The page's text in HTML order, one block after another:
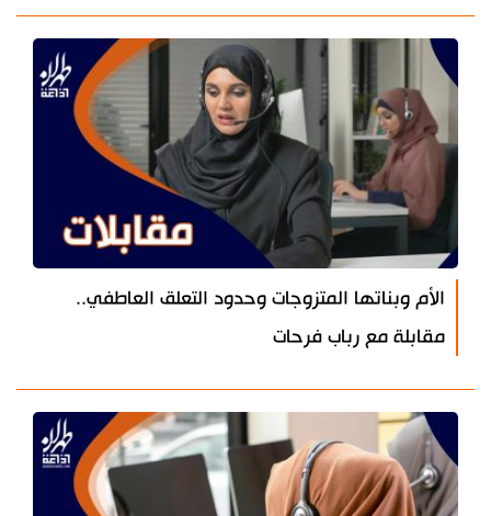
الأم وبناتها المتزوجات وحدود التعلق العاطفي..
مقابلة مع رباب فرحات